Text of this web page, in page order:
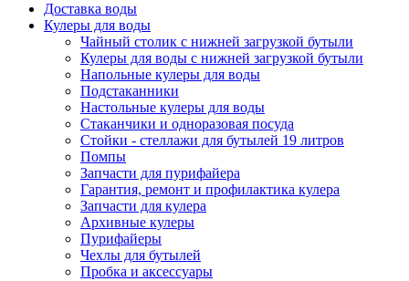
Доставка воды
Кулеры для воды
Чайный столик с нижней загрузкой бутыли
Кулеры для воды с нижней загрузкой бутыли
Напольные кулеры для воды
Подстаканники
Настольные кулеры для воды
Стаканчики и одноразовая посуда
Стойки - стеллажи для бутылей 19 литров
Помпы
Запчасти для пурифайера
Гарантия, ремонт и профилактика кулера
Запчасти для кулера
Архивные кулеры
Пурифайеры
Чехлы для бутылей
Пробка и аксессуары